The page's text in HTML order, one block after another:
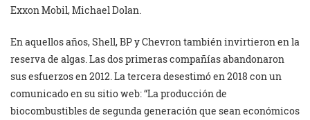
Exxon Mobil, Michael Dolan.
En aquellos años, Shell, BP y Chevron también invirtieron en la
reserva de algas. Las dos primeras compañías abandonaron
sus esfuerzos en 2012. La tercera desestimó en 2018 con un
comunicado en su sitio web: “La producción de
biocombustibles de segunda generación que sean económicos